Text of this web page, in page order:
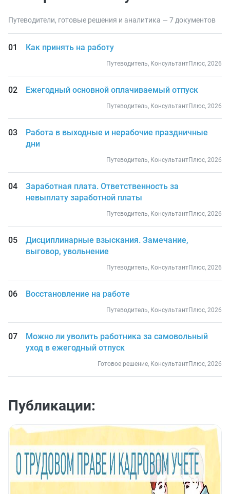
Путеводители, готовые решения и аналитика — 7 документов
Как принять на работу
Путеводитель, КонсультантПлюс, 2026
Ежегодный основной оплачиваемый отпуск
Путеводитель, КонсультантПлюс, 2026
Работа в выходные и нерабочие праздничные
дни
Путеводитель, КонсультантПлюс, 2026
Заработная плата. Ответственность за
невыплату заработной платы
Путеводитель, КонсультантПлюс, 2026
Дисциплинарные взыскания. Замечание,
выговор, увольнение
Путеводитель, КонсультантПлюс, 2026
Восстановление на работе
Путеводитель, КонсультантПлюс, 2026
Можно ли уволить работника за самовольный
уход в ежегодный отпуск
Готовое решение, КонсультантПлюс, 2026
Публикации: